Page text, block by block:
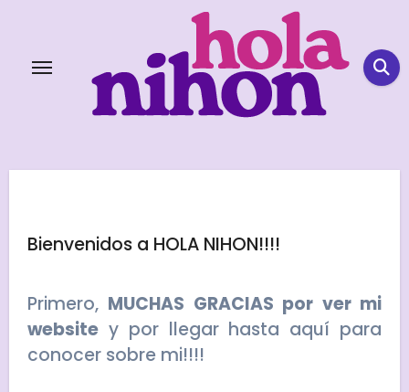
content
Bienvenidos a HOLA NIHON!!!!
Primero, MUCHAS GRACIAS por ver mi
websitey por llegar hasta aquí para
conocer sobre mi!!!!